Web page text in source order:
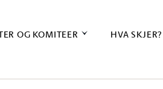
OG KOMITEER HVA SKJER?